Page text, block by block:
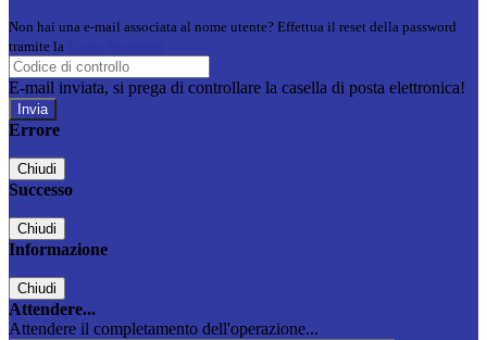
Non hai una e-mail associata al nome utente? Effettua il reset della password
tramite la
E-mail inviata, si prega di controllare la casella di posta elettronica!
Errore
Chiudi
Successo
Chiudi
Informazione
Chiudi
Attendere...
Attendere il completamento dell'operazione...